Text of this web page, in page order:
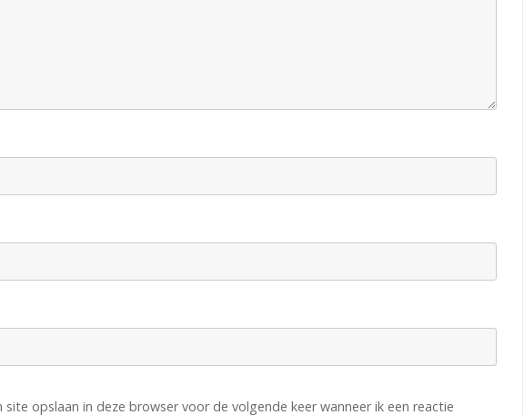
site opslaan in deze browser voor de volgende keer wanneer ik een reactie